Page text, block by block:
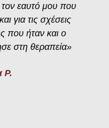
τον εαυτό μου που
για τις σχέσεις
που ήταν και ο
στη θεραπεία»
Ρ.